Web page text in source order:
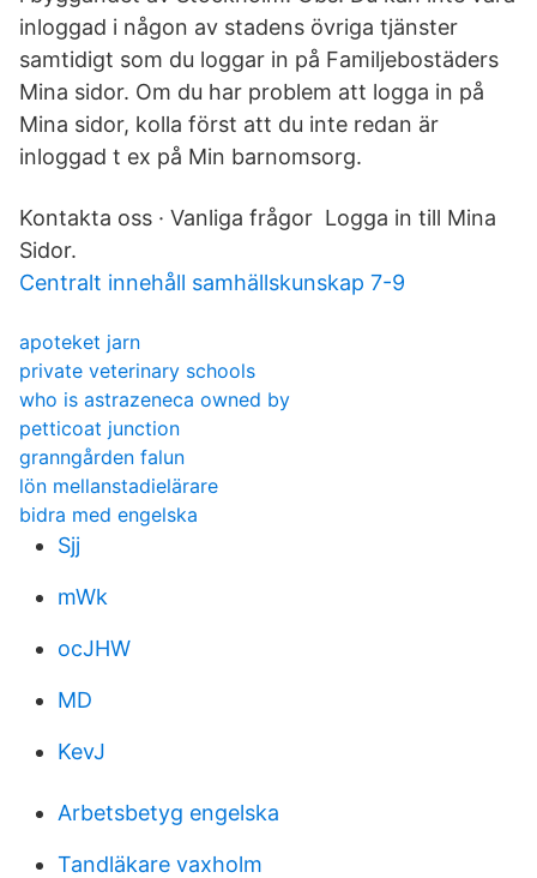
inloggad i någon av stadens övriga tjänster
samtidigt som du loggar in på Familjebostäders
Mina sidor. Om du har problem att logga in på
Mina sidor, kolla först att du inte redan är
inloggad t ex på Min barnomsorg.
Kontakta oss · Vanliga frågor Logga in till Mina
Sidor.
Centralt innehåll samhällskunskap 7-9
apoteket jarn
private veterinary schools
who is astrazeneca owned by
petticoat junction
granngården falun
lön mellanstadielärare
bidra med engelska
Sjj
mWk
ocJHW
MD
KevJ
Arbetsbetyg engelska
Tandläkare vaxholm